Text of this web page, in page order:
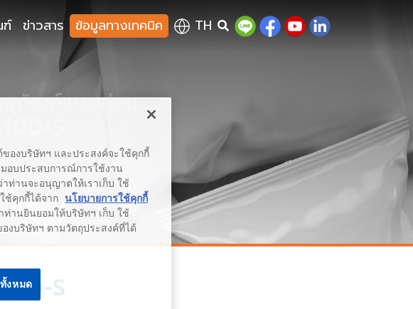
ข่าวสาร ข้อมูลทางเทคนิค TH
ภัณฑ์แบบอ่อน
S
S
องบริษัทฯ และประสงค์จะใช้คุกกี้
มอบประสบการณ์การใช้งาน
ท่านจะอนุญาตให้เราเก็บ ใช้
ช้คุกกี้ได้จาก นโยบายการใช้คุกกี้
านยินยอมให้บริษัทฯ เก็บ ใช้
งบริษัทฯ ตามวัตถุประสงค์ที่ได้
งหมด